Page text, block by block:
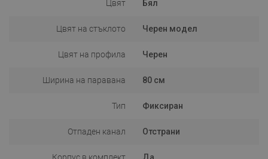
Цвят Бял
Цвят на стъклото Черен модел
Цвят на профила Черен
Ширина на паравана 80 см
Тип Фиксиран
Отпаден канал Отстрани
Корпус в комплект Да